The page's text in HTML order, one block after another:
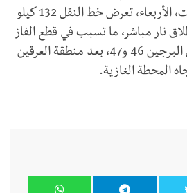
وكانت المؤسسة قد أعلنت، الأربعاء، تعرض خط النقل 132 كيلو
نار مباشر، ما تسبب في قطع الفاز
الأعلى بالدائرة الثانية بين البرجين 46 و47، بعد منطقة العرقين
المحطة الغازية.